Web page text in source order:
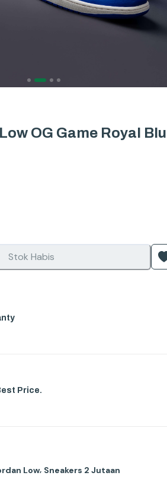
OG Game Royal
Stok Habis
Price.
Low Sneakers 2 Jutaan